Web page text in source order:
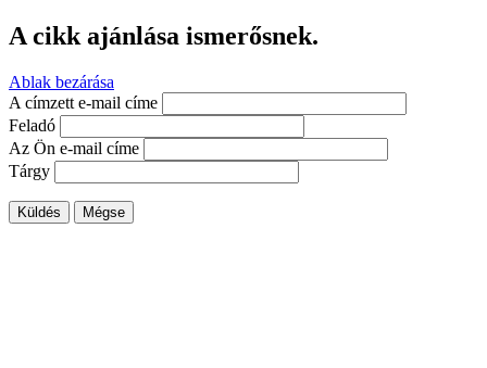
A cikk ajánlása ismerősnek.
Ablak bezárása
A címzett e-mail címe
Feladó
Az Ön e-mail címe
Tárgy
Küldés Mégse